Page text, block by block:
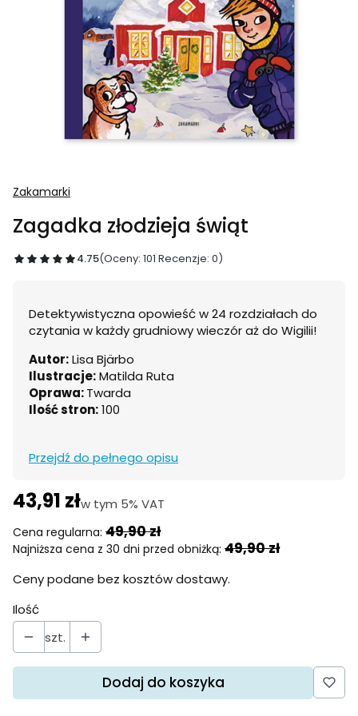
Zakamarki
Zagadka złodzieja świąt
4.75(Oceny: 101 Recenzje: 0)
Detektywistyczna opowieść w 24 rozdziałach do
czytania w każdy grudniowy wieczór aż do Wigilii!
Autor:Lisa Bjärbo
Ilustracje:Matilda Ruta
Oprawa:Twarda
Ilość stron:100
Przejdź do pełnego opisu
43,91 złw tym 5% VAT
w tym 5% VAT
Cena regularna: 49,90 zł
Najniższa cena z 30 dni przed obniżką: 49,90 zł
Ceny podane bez kosztów dostawy.
Ilość
szt.
Dodaj do koszyka